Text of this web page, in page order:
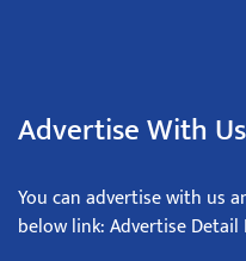
Advertise With Us
You can advertise with us
below link: Advertise Detail